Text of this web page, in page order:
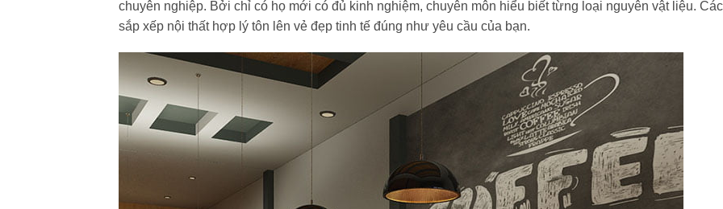
chuyên nghiệp. Bởi chỉ có họ mới có đủ kinh nghiệm, chuyên môn hiểu biết từng loại nguyên vật liệu.
sắp xếp nội thất hợp lý tôn lên vẻ đẹp tinh tế đúng như yêu cầu của bạn.